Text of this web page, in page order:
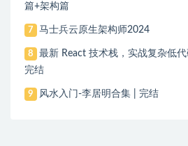
篇+架构篇
7 马士兵云原生架构师2024
8
最新 React 技术栈，实战复杂低
完结
9 风水入门-李居明合集 | 完结